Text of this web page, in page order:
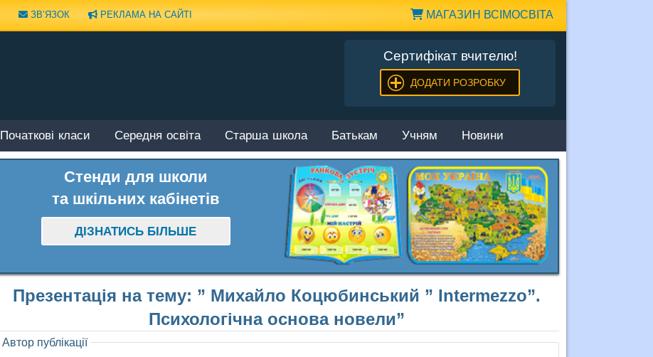
МАГАЗИН ВСІМОСВІТА
ЗВ’ЯЗОК РЕКЛАМА НА САЙТІ
Сертифікат вчителю!
ДОДАТИ РОЗРОБКУ
Початкові класи Середня освіта Старша школа Батькам Учням Новини
Стенди для школи
та шкільних кабінетів
ДІЗНАТИСЬ БІЛЬШЕ
Презентація на тему: ” Михайло Коцюбинський ” Intermezzo”.
Психологічна основа новели”
Автор публікації